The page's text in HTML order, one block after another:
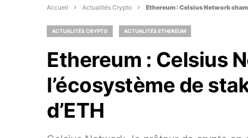
Accueil Actualités Crypto Ethereum : Celsius Network
ACTUALITÉS CRYPTO ACTUALITÉS ETHEREUM
Ethereum : Celsius
l’écosystème de
d’ETH